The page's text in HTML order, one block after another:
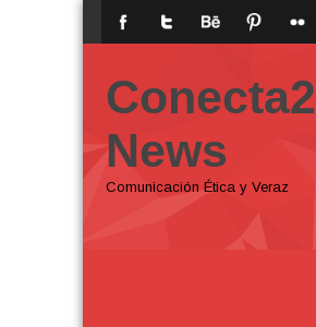
Conecta2
News
Comunicación Ética y Veraz